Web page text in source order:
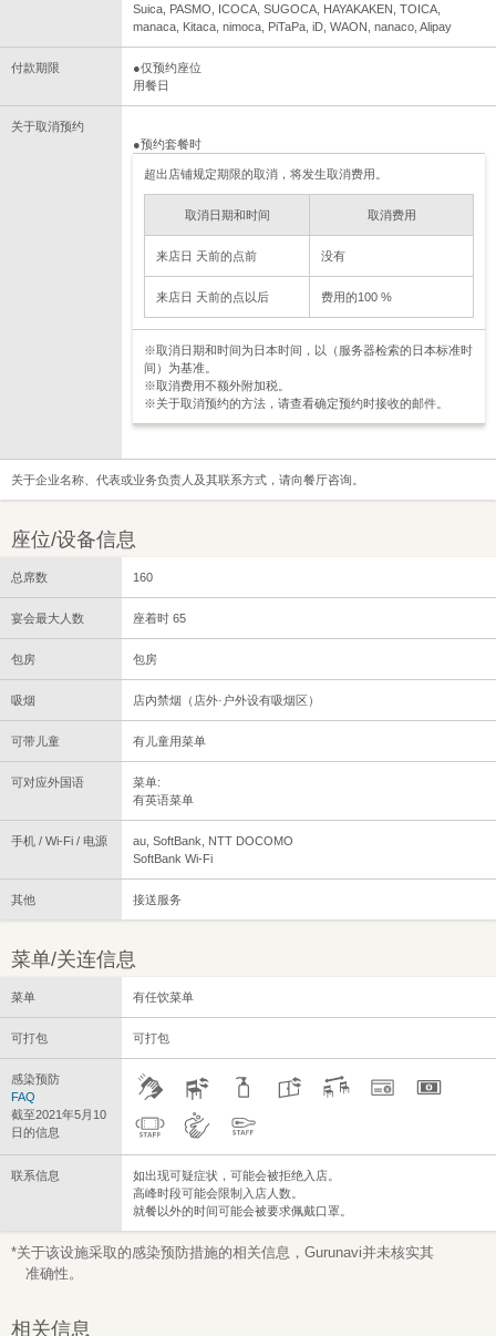
Suica, PASMO, ICOCA, SUGOCA, HAYAKAKEN, TOICA,
manaca, Kitaca, nimoca, PiTaPa, iD, WAON, nanaco, Alipay
付款期限
●仅预约座位
用餐日
关于取消预约
●预约套餐时
超出店铺规定期限的取消，将发生取消费用。
取消日期和时间 取消费用
来店日 天前的点前 没有
来店日 天前的点以后 费用的100 %
※取消日期和时间为日本时间，以（服务器检索的日本标准时
间）为基准。
※取消费用不额外附加税。
※关于取消预约的方法，请查看确定预约时接收的邮件。
关于企业名称、代表或业务负责人及其联系方式，请向餐厅咨询。
座位/设备信息
总席数 160
宴会最大人数 座着时 65
包房 包房
吸烟 店内禁烟（店外·户外设有吸烟区）
可带儿童 有儿童用菜单
可对应外国语
菜单:
有英语菜单
手机 / Wi-Fi / 电源
au, SoftBank, NTT DOCOMO
SoftBank Wi-Fi
其他 接送服务
菜单/关连信息
菜单 有任饮菜单
可打包 可打包
感染预防
FAQ
截至2021年5月10
日的信息
联系信息
如出现可疑症状，可能会被拒绝入店。
高峰时段可能会限制入店人数。
就餐以外的时间可能会被要求佩戴口罩。
*关于该设施采取的感染预防措施的相关信息，Gurunavi并未核实其
准确性。
相关信息